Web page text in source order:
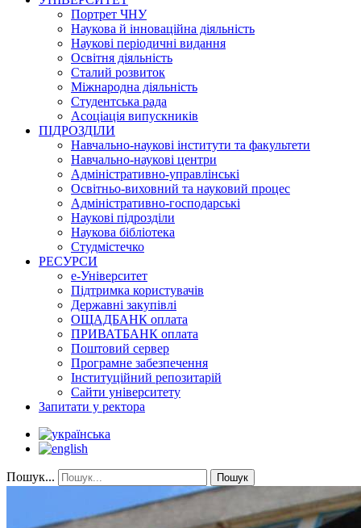
Портрет ЧНУ
Наукова й інноваційна діяльність
Наукові періодичні видання
Освітня діяльність
Сталий розвиток
Міжнародна діяльність
Студентська рада
Асоціація випускників
ПІДРОЗДІЛИ
Навчально-наукові інститути та факультети
Навчально-наукові центри
Адміністративно-управлінські
Освітньо-виховний та науковий процес
Адміністративно-господарські
Наукові підрозділи
Наукова бібліотека
Студмістечко
РЕСУРСИ
е-Університет
Підтримка користувачів
Державні закупівлі
ОЩАДБАНК оплата
ПРИВАТБАНК оплата
Поштовий сервер
Програмне забезпечення
Інституційний репозитарій
Сайти університету
Запитати у ректора
Пошук... Пошук